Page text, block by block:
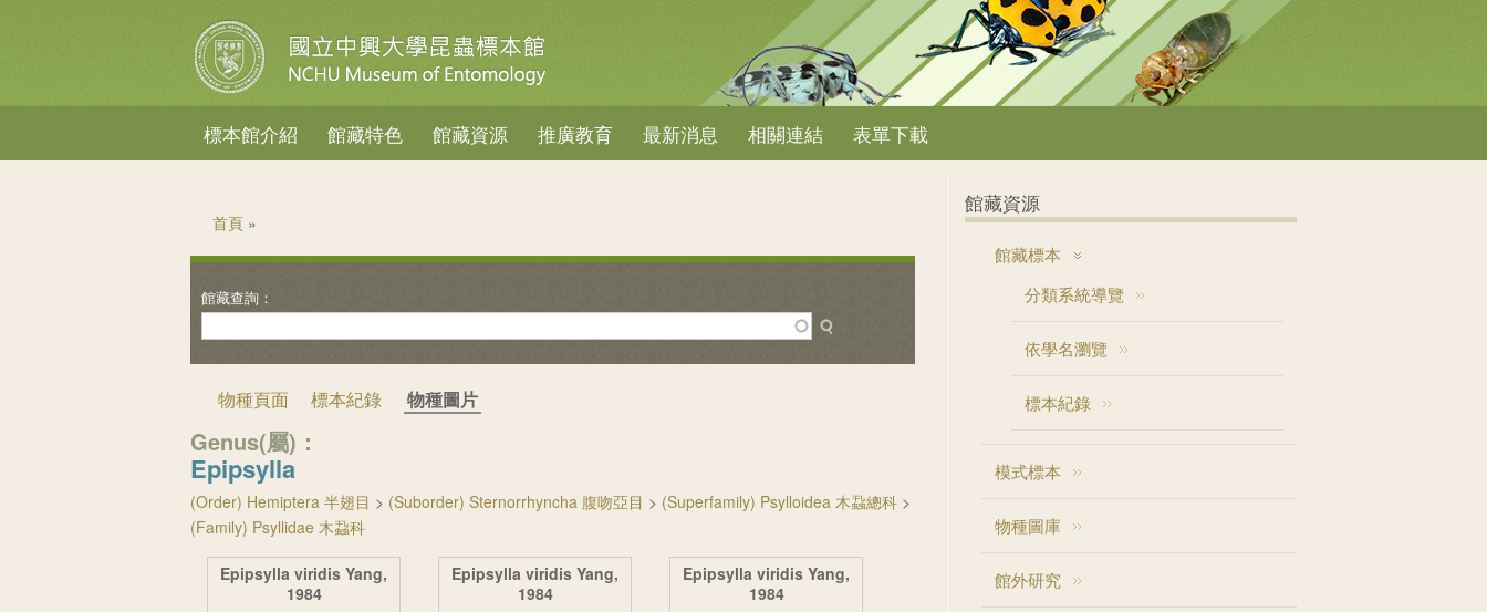
標本館介紹 館藏特色 館藏資源 推廣教育 最新消息 相關連結 表單下載
首頁 »
物種頁面 標本紀錄 物種圖片
Genus(屬)：
Epipsylla
(Order) Hemiptera 半翅目 > (Suborder) Sternorrhyncha 腹吻亞目 > (Superfamily) Psylloidea 木蝨總科 >
(Family) Psyllidae 木蝨科
Epipsylla viridis Yang,
1984
Epipsylla viridis Yang,
1984
Epipsylla viridis Yang,
1984
館藏資源
館藏標本
分類系統導覽
依學名瀏覽
標本紀錄
模式標本
物種圖庫
館外研究